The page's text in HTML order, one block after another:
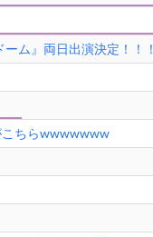
ム』両日出演決定！！！
こちらwwwwwww